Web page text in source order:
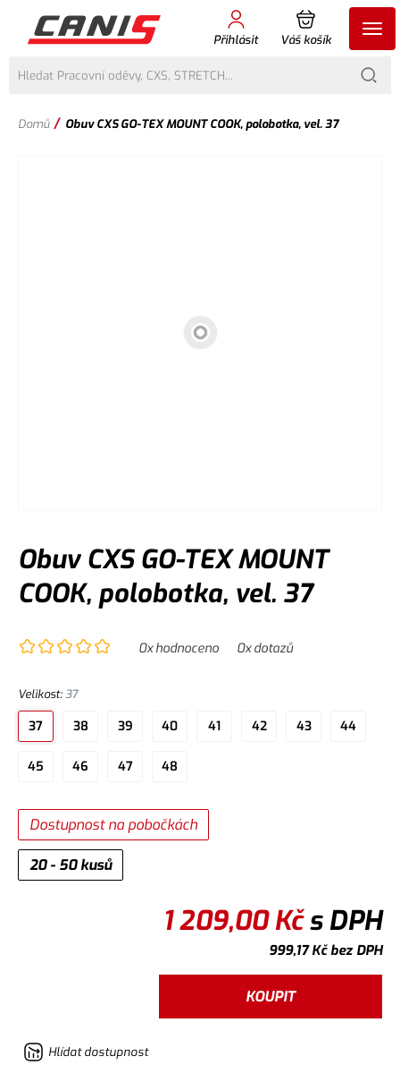
Přihlásit Váš košík
Domů / Obuv CXS GO-TEX MOUNT COOK, polobotka, vel. 37
Obuv CXS GO-TEX MOUNT
COOK, polobotka, vel. 37
0x hodnoceno 0x dotazů
Velikost:37
37 38 39 40 41 42 43 44
45 46 47 48
20 - 50 kusů
Dostupnost na pobočkách
1 209,00Kčs DPH
999,17Kčbez DPH
KOUPIT
Hlídat dostupnost